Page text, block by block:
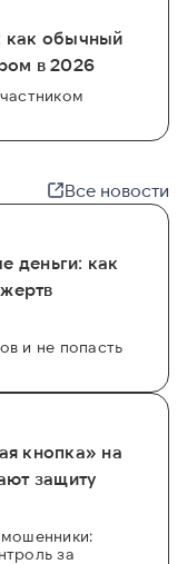
как обычный
в 2026
Все новости
деньги: как
и не попасть
кнопка» на
защиту
за